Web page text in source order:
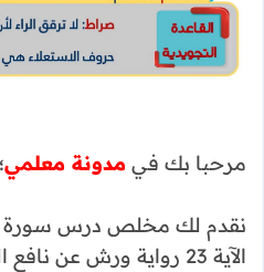
مرحبا بك في مدونة معلمي؛
الآية 23 رواية ورش